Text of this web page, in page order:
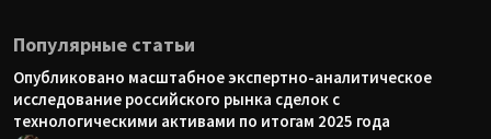
Популярные статьи
Опубликовано масштабное экспертно-аналитическое
исследование российского рынка сделок с
технологическими активами по итогам 2025 года